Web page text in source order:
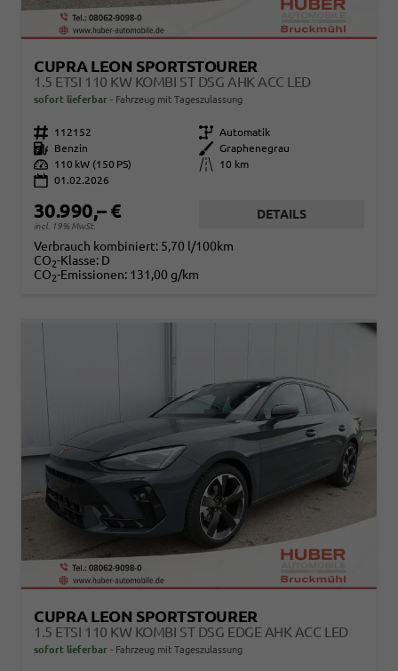
CUPRA LEON SPORTSTOURER
1.5 ETSI 110 KW KOMBI ST DSG AHK ACC LED
sofort lieferbar Fahrzeug mit Tageszulassung
Fahrzeugnr. 112152 Getriebe Automatik
Kraftstoff
Benzin Außenfarbe
Graphenegrau
Leistung
110 kW (150 PS) Kilometerstand
10 km
01.02.2026
30.990,– €
incl. 19% MwSt.
DETAILS
Verbrauch kombiniert: 5,70 l/100km
CO2-Klasse: D
CO2-Emissionen: 131,00 g/km
CUPRA LEON SPORTSTOURER
1.5 ETSI 110 KW KOMBI ST DSG EDGE AHK ACC LED
sofort lieferbar Fahrzeug mit Tageszulassung